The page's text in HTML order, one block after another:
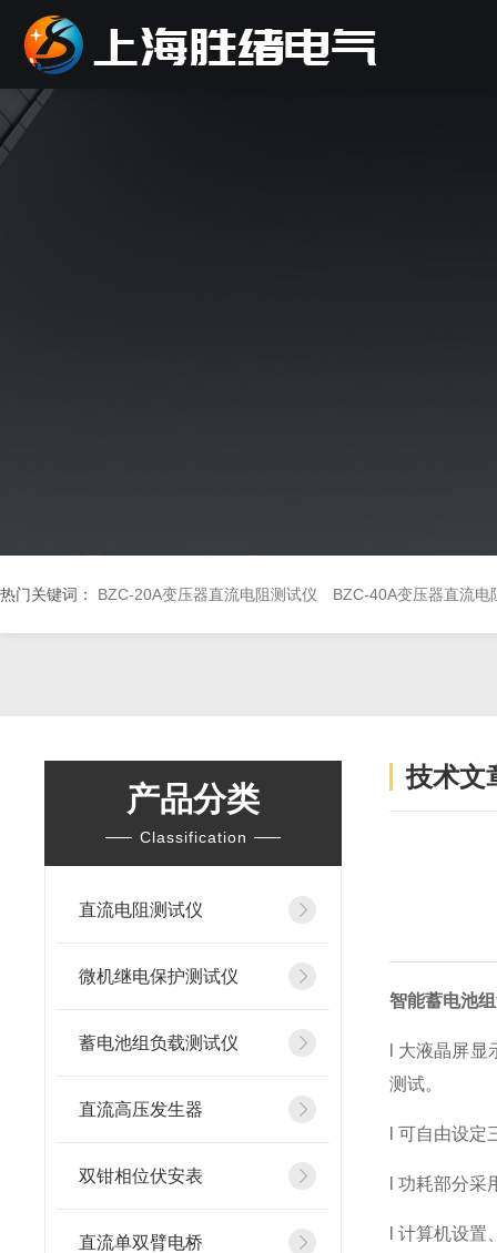
热门关键词： BZC-20A变压器直流电阻测试仪 BZC-40A变压器直流电
产品分类
Classification
直流电阻测试仪
微机继电保护测试仪
蓄电池组负载测试仪
直流高压发生器
双钳相位伏安表
直流单双臂电桥
技术文
智能蓄电池
l 大液晶屏
测试。
l 可自由设
l 功耗部分
l 计算机设